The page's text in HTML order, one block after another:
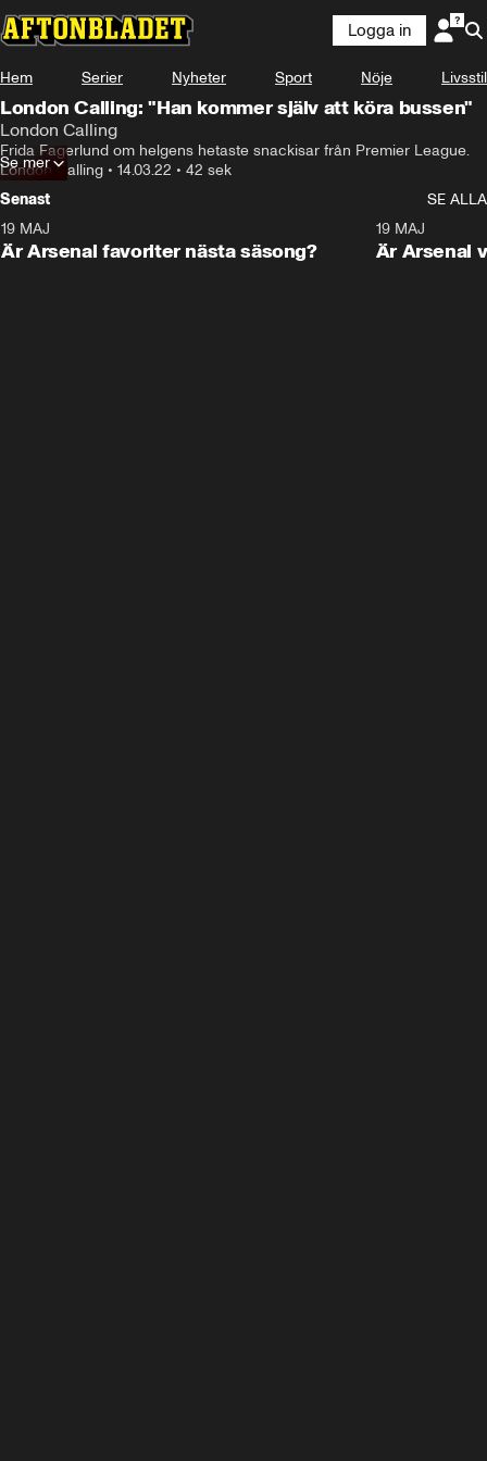
Logga in
Hem Serier Nyheter Sport Nöje Livsstil
London Calling: "Han kommer själv att köra bussen"
London Calling
Frida Fagerlund om helgens hetaste snackisar från Premier League.
London Calling • 14.03.22 • 42 sek
Se mer
Senast
SE ALLA
19 MAJ
Är Arsenal favoriter nästa säsong?
19 MAJ
Är Arsenal